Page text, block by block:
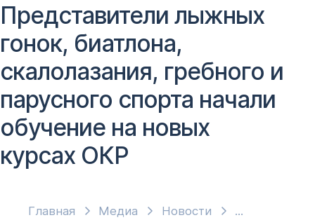
Главная Медиа Новости
Представители лыжных
гонок, биатлона,
скалолазания, гребного и
парусного спорта начали
обучение на новых
курсах ОКР